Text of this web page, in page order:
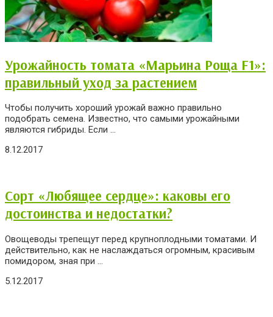
Урожайность томата «Марьина Роща F1»:
правильный уход за растением
Чтобы получить хороший урожай важно правильно
подобрать семена. Известно, что самыми урожайными
являются гибриды. Если ...
8.12.2017
Сорт «Любящее сердце»: каковы его
достоинства и недостатки?
Овощеводы трепещут перед крупноплодными томатами. И
действительно, как не наслаждаться огромным, красивым
помидором, зная при ...
5.12.2017